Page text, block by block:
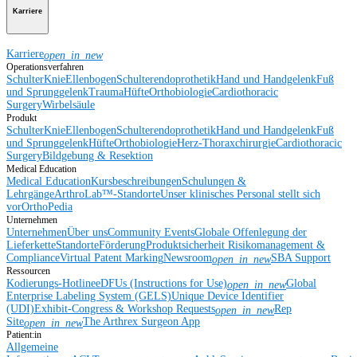
Karriere
Karriereopen_in_new
Operationsverfahren
SchulterKnieEllenbogenSchulterendoprothetikHand und HandgelenkFuß
und SprunggelenkTraumaHüfteOrthobiologieCardiothoracic
SurgeryWirbelsäule
Produkt
SchulterKnieEllenbogenSchulterendoprothetikHand und HandgelenkFuß
und SprunggelenkHüfteOrthobiologieHerz-ThoraxchirurgieCardiothoracic
SurgeryBildgebung & Resektion
Medical Education
Medical EducationKursbeschreibungenSchulungen &
LehrgängeArthroLab™-StandorteUnser klinisches Personal stellt sich
vorOrthoPedia
Unternehmen
UnternehmenÜber unsCommunity EventsGlobale Offenlegung der
LieferketteStandorteFörderungProduktsicherheit Risikomanagement &
ComplianceVirtual Patent MarkingNewsroomopen_in_newSBA Support
Ressourcen
Kodierungs-HotlineeDFUs (Instructions for Use)open_in_newGlobal
Enterprise Labeling System (GELS)Unique Device Identifier
(UDI)Exhibit-Congress & Workshop Requestsopen_in_newRep
Siteopen_in_newThe Arthrex Surgeon App
Patient:in
Allgemeine